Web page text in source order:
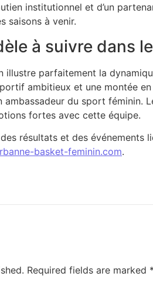
institutionnel et d’un
saisons à venir.
à suivre dans
illustre parfaitement la
ambitieux et une montée
du sport féminin.
fortes avec cette équipe.
résultats et des événements
basket-feminin.com.
Required fields are marked *